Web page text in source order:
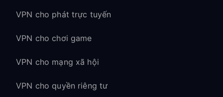
VPN cho phát trực tuyến
VPN cho chơi game
VPN cho mạng xã hội
VPN cho quyền riêng tư